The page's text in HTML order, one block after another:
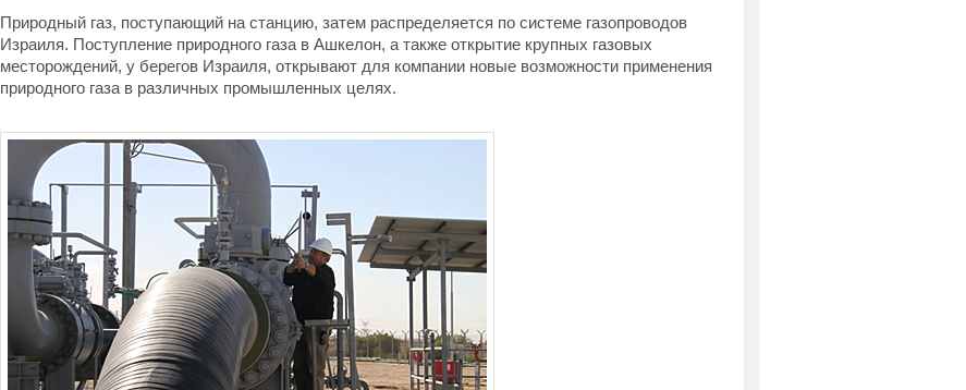
Природный газ, поступающий на станцию, затем распределяется по системе газопроводов
Израиля. Поступление природного газа в Ашкелон, а также открытие крупных газовых
месторождений, у берегов Израиля, открывают для компании новые возможности применения
природного газа в различных промышленных целях.